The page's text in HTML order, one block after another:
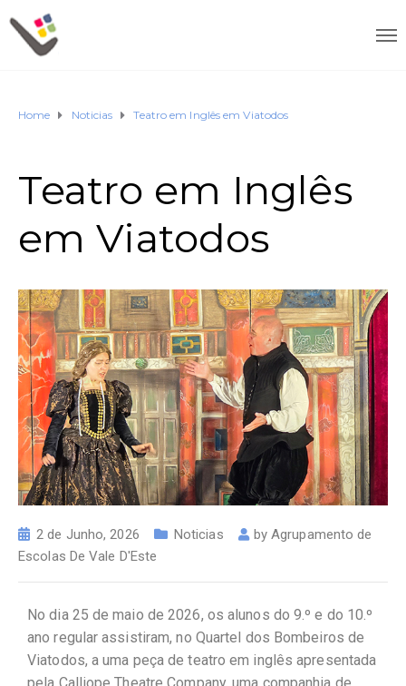
Home Noticias Teatro em Inglês em Viatodos
Teatro em Inglês
em Viatodos
2 de Junho, 2026 Noticias byAgrupamento de
Escolas De Vale D'Este
No dia 25 de maio de 2026, os alunos do 9.º e do 10.º
ano regular assistiram, no Quartel dos Bombeiros de
Viatodos, a uma peça de teatro em inglês apresentada